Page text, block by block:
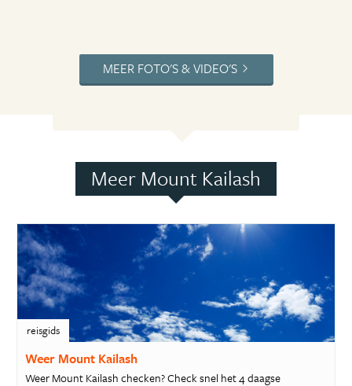
MEER FOTO'S & VIDEO'S
Meer Mount Kailash
reisgids
Weer Mount Kailash
Weer Mount Kailash checken? Check snel het 4 daagse